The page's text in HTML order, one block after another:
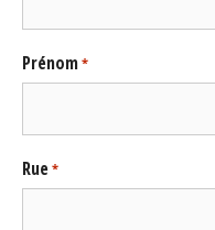
Prénom*
Rue*